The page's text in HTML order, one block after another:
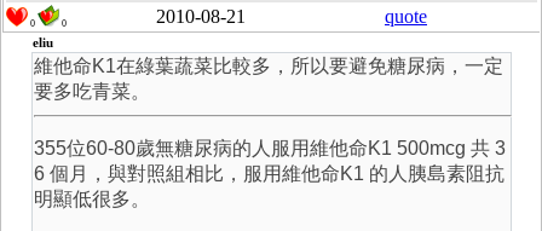
0 0 2010-08-21 quote
eliu
維他命K1在綠葉蔬菜比較多，所以要避免糖尿病，一定
要多吃青菜。
355位60-80歲無糖尿病的人服用維他命K1 500mcg 共 3
6 個月，與對照組相比，服用維他命K1 的人胰島素阻抗
明顯低很多。